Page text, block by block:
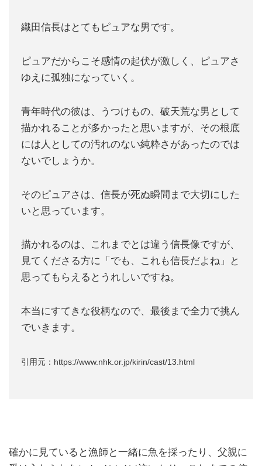
織田信長はとてもピュアな男です。
ピュアだからこそ感情の起伏が激しく、ピュアさ
ゆえに孤独になっていく。
青年時代の彼は、うつけもの、破天荒な男として
描かれることが多かったと思いますが、その根底
には人としての汚れのない純粋さがあったのでは
ないでしょうか。
そのピュアさは、信長が死ぬ瞬間まで大切にした
いと思っています。
描かれるのは、これまでとは違う信長像ですが、
見てくださる方に「でも、これも信長だよね」と
思ってもらえるとうれしいですね。
本当にすてきな役柄なので、最後まで全力で挑ん
でいきます。
引用元：https://www.nhk.or.jp/kirin/cast/13.html
確かに見ていると漁師と一緒に魚を採ったり、父親に